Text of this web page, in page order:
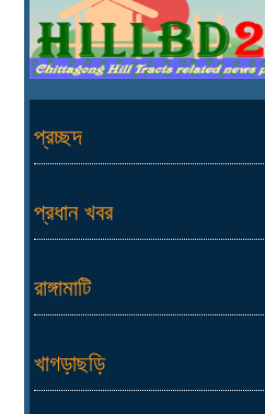
প্রচ্ছদ
প্রধান খবর
রাঙ্গামাটি
খাগড়াছড়ি